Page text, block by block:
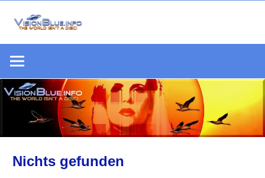
Inhalt
springen
Welt
keine
Scheibe
Nichts gefunden